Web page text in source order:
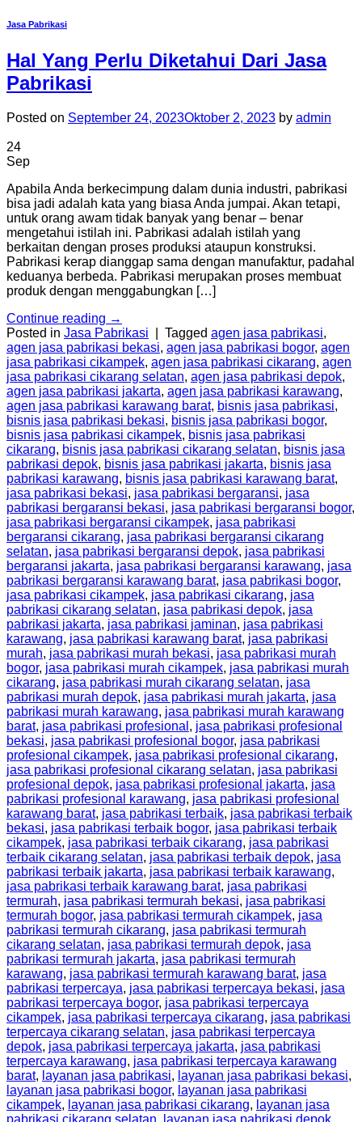
Jasa Pabrikasi
Hal Yang Perlu Diketahui Dari Jasa
Pabrikasi
Posted on September 24, 2023Oktober 2, 2023 by admin
24
Sep
Apabila Anda berkecimpung dalam dunia industri, pabrikasi
bisa jadi adalah kata yang biasa Anda jumpai. Akan tetapi,
untuk orang awam tidak banyak yang benar – benar
mengetahui istilah ini. Pabrikasi adalah istilah yang
berkaitan dengan proses produksi ataupun konstruksi.
Pabrikasi kerap dianggap sama dengan manufaktur, padahal
keduanya berbeda. Pabrikasi merupakan proses membuat
produk dengan menggabungkan […]
Continue reading →
Posted in Jasa Pabrikasi Tagged agen jasa pabrikasi,
agen jasa pabrikasi bekasi, agen jasa pabrikasi bogor, agen
jasa pabrikasi cikampek, agen jasa pabrikasi cikarang, agen
jasa pabrikasi cikarang selatan, agen jasa pabrikasi depok,
agen jasa pabrikasi jakarta, agen jasa pabrikasi karawang,
agen jasa pabrikasi karawang barat, bisnis jasa pabrikasi,
bisnis jasa pabrikasi bekasi, bisnis jasa pabrikasi bogor,
bisnis jasa pabrikasi cikampek, bisnis jasa pabrikasi
cikarang, bisnis jasa pabrikasi cikarang selatan, bisnis jasa
pabrikasi depok, bisnis jasa pabrikasi jakarta, bisnis jasa
pabrikasi karawang, bisnis jasa pabrikasi karawang barat,
jasa pabrikasi bekasi, jasa pabrikasi bergaransi, jasa
pabrikasi bergaransi bekasi, jasa pabrikasi bergaransi bogor,
jasa pabrikasi bergaransi cikampek, jasa pabrikasi
bergaransi cikarang, jasa pabrikasi bergaransi cikarang
selatan, jasa pabrikasi bergaransi depok, jasa pabrikasi
bergaransi jakarta, jasa pabrikasi bergaransi karawang, jasa
pabrikasi bergaransi karawang barat, jasa pabrikasi bogor,
jasa pabrikasi cikampek, jasa pabrikasi cikarang, jasa
pabrikasi cikarang selatan, jasa pabrikasi depok, jasa
pabrikasi jakarta, jasa pabrikasi jaminan, jasa pabrikasi
karawang, jasa pabrikasi karawang barat, jasa pabrikasi
murah, jasa pabrikasi murah bekasi, jasa pabrikasi murah
bogor, jasa pabrikasi murah cikampek, jasa pabrikasi murah
cikarang, jasa pabrikasi murah cikarang selatan, jasa
pabrikasi murah depok, jasa pabrikasi murah jakarta, jasa
pabrikasi murah karawang, jasa pabrikasi murah karawang
barat, jasa pabrikasi profesional , jasa pabrikasi profesional
bekasi, jasa pabrikasi profesional bogor, jasa pabrikasi
profesional cikampek, jasa pabrikasi profesional cikarang,
jasa pabrikasi profesional cikarang selatan, jasa pabrikasi
profesional depok, jasa pabrikasi profesional jakarta, jasa
pabrikasi profesional karawang, jasa pabrikasi profesional
karawang barat, jasa pabrikasi terbaik, jasa pabrikasi terbaik
bekasi, jasa pabrikasi terbaik bogor, jasa pabrikasi terbaik
cikampek, jasa pabrikasi terbaik cikarang, jasa pabrikasi
terbaik cikarang selatan, jasa pabrikasi terbaik depok, jasa
pabrikasi terbaik jakarta, jasa pabrikasi terbaik karawang,
jasa pabrikasi terbaik karawang barat, jasa pabrikasi
termurah, jasa pabrikasi termurah bekasi, jasa pabrikasi
termurah bogor, jasa pabrikasi termurah cikampek, jasa
pabrikasi termurah cikarang, jasa pabrikasi termurah
cikarang selatan, jasa pabrikasi termurah depok, jasa
pabrikasi termurah jakarta, jasa pabrikasi termurah
karawang, jasa pabrikasi termurah karawang barat, jasa
pabrikasi terpercaya, jasa pabrikasi terpercaya bekasi, jasa
pabrikasi terpercaya bogor, jasa pabrikasi terpercaya
cikampek, jasa pabrikasi terpercaya cikarang, jasa pabrikasi
terpercaya cikarang selatan, jasa pabrikasi terpercaya
depok, jasa pabrikasi terpercaya jakarta, jasa pabrikasi
terpercaya karawang, jasa pabrikasi terpercaya karawang
barat, layanan jasa pabrikasi, layanan jasa pabrikasi bekasi,
layanan jasa pabrikasi bogor, layanan jasa pabrikasi
cikampek, layanan jasa pabrikasi cikarang, layanan jasa